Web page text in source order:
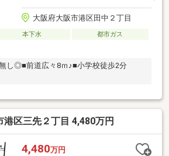
大阪府大阪市港区田中２丁目
本下水
都市ガス
し◎■前道広々8ｍ♪■小学校徒歩2分
港区三先２丁目 4,480万円
4,480万円